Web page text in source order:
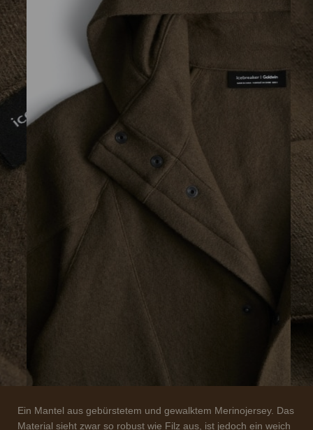
Ein Mantel aus gebürstetem und gewalktem Merinojersey. Das
Material sieht zwar so robust wie Filz aus, ist jedoch ein weich